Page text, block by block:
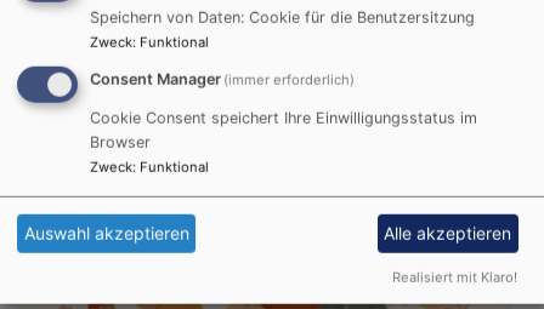
Speichern von Daten: Cookie für die Benutzersitzung
Zweck: Funktional
Consent Manager (immer erforderlich)
Cookie Consent speichert Ihre Einwilligungsstatus im
Browser
Zweck: Funktional
Auswahl akzeptieren Alle akzeptieren
Realisiert mit Klaro!